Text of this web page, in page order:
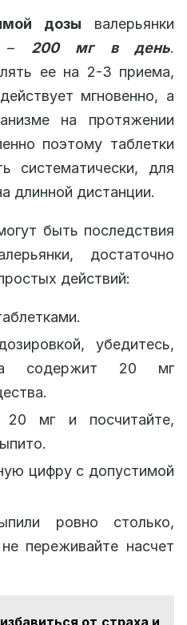
дозы валерьянки
– 200 мг в день.
ее на 2-3 приема,
мгновенно, а
на протяжении
поэтому таблетки
систематически, для
длинной дистанции.
быть последствия
достаточно
действий:
убедитесь,
содержит 20 мг
мг и посчитайте,
цифру с допустимой
ровно столько,
переживайте насчет
от страха и